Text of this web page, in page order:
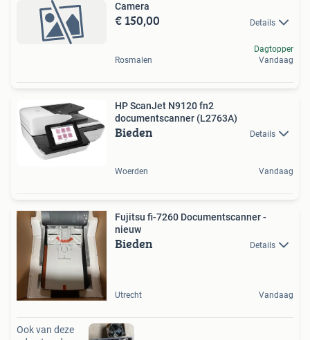
Camera
€ 150,00 Details
Rosmalen
Dagtopper
Vandaag
HP ScanJet N9120 fn2
documentscanner (L2763A)
Bieden Details
Woerden Vandaag
Fujitsu fi-7260 Documentscanner -
nieuw
Bieden Details
Utrecht Vandaag
Ook van deze